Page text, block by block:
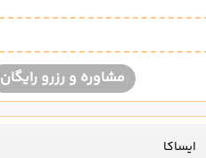
مشاوره و رزرو رایگان
ایساکا